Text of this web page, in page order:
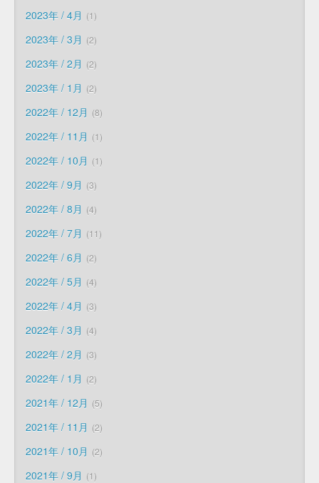
2023年 / 4月 1
2023年 / 3月 2
2023年 / 2月 2
2023年 / 1月 2
2022年 / 12月 8
2022年 / 11月 1
2022年 / 10月 1
2022年 / 9月 3
2022年 / 8月 4
2022年 / 7月 11
2022年 / 6月 2
2022年 / 5月 4
2022年 / 4月 3
2022年 / 3月 4
2022年 / 2月 3
2022年 / 1月 2
2021年 / 12月 5
2021年 / 11月 2
2021年 / 10月 2
2021年 / 9月 1